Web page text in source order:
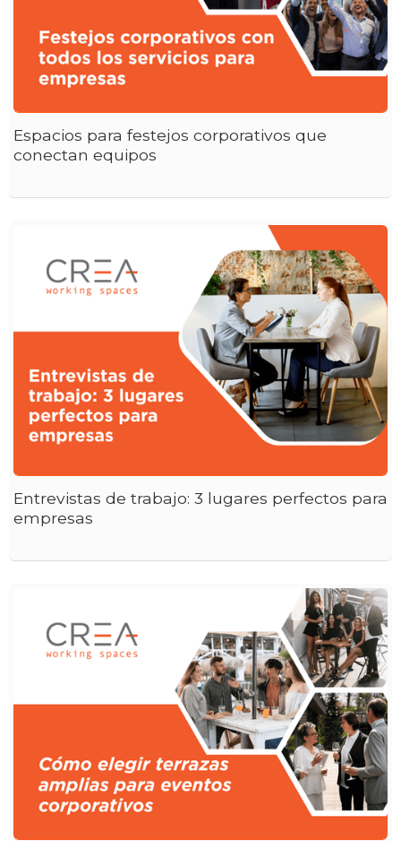
Espacios para festejos corporativos que
conectan equipos
Entrevistas de trabajo: 3 lugares perfectos para
empresas